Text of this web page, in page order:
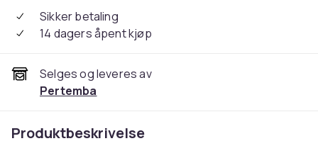
Sikker betaling
14 dagers åpent kjøp
Selges og leveres av
Pertemba
Produktbeskrivelse